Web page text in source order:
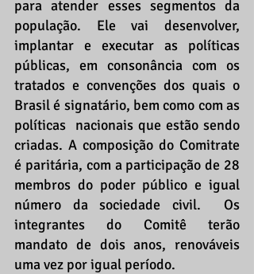
para atender esses segmentos da
população. Ele vai desenvolver,
implantar e executar as políticas
públicas, em consonância com os
tratados e convenções dos quais o
Brasil é signatário, bem como com as
políticas  nacionais que estão sendo
criadas. A composição do Comitrate
é paritária, com a participação de 28
membros do poder público e igual
número da sociedade civil.  Os
integrantes do Comitê terão
mandato de dois anos, renováveis
uma vez por igual período.